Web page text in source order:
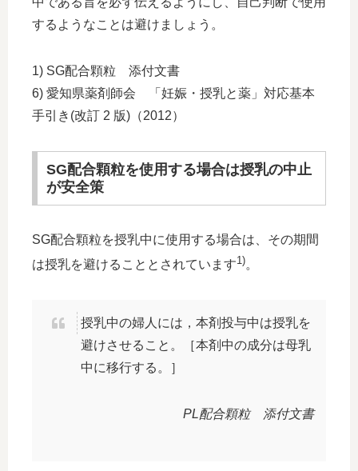
するようなことは避けましょう。
1) SG配合顆粒 添付文書
6) 愛知県薬剤師会 「妊娠・授乳と薬」対応基本
手引き(改訂 2 版)（2012）
SG配合顆粒を使用する場合は授乳の中止
が安全策
SG配合顆粒を授乳中に使用する場合は、その期間
は授乳を避けることとされています1)。
授乳中の婦人には，本剤投与中は授乳を
避けさせること。［本剤中の成分は母乳
中に移行する。］
PL配合顆粒 添付文書